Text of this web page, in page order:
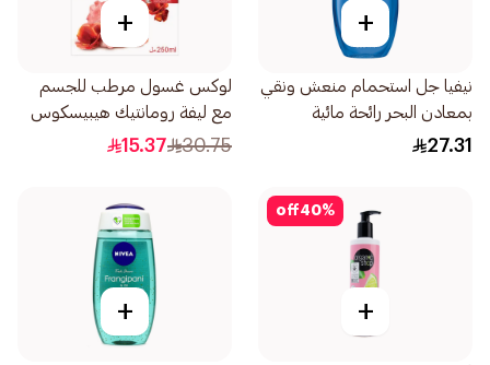
+
نيفيا جل استحمام منعش ونقي
بمعادن البحر رائحة مائية
250مل
27.31
+
لوكس غسول مرطب للجسم
مع ليفة رومانتيك هيبيسكوس
250مل
30.75
15.37
40%
off
+
+